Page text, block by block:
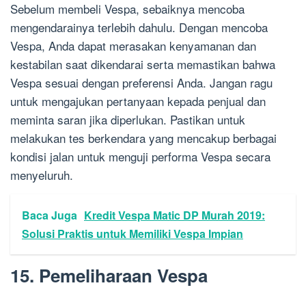
Sebelum membeli Vespa, sebaiknya mencoba
mengendarainya terlebih dahulu. Dengan mencoba
Vespa, Anda dapat merasakan kenyamanan dan
kestabilan saat dikendarai serta memastikan bahwa
Vespa sesuai dengan preferensi Anda. Jangan ragu
untuk mengajukan pertanyaan kepada penjual dan
meminta saran jika diperlukan. Pastikan untuk
melakukan tes berkendara yang mencakup berbagai
kondisi jalan untuk menguji performa Vespa secara
menyeluruh.
Baca Juga Kredit Vespa Matic DP Murah 2019:
Solusi Praktis untuk Memiliki Vespa Impian
15. Pemeliharaan Vespa